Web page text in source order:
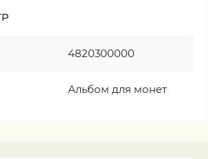
4820300000
Альбом для монет